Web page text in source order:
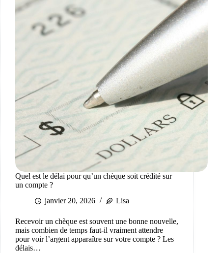
Quel est le délai pour qu’un chèque soit crédité sur
un compte ?
janvier 20, 2026
Lisa
Recevoir un chèque est souvent une bonne nouvelle,
mais combien de temps faut-il vraiment attendre
pour voir l’argent apparaître sur votre compte ? Les
délais…